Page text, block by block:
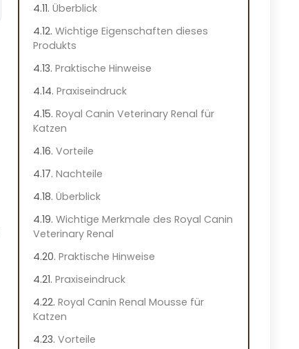
Überblick
Wichtige Eigenschaften dieses
Produkts
Praktische Hinweise
Praxiseindruck
Royal Canin Veterinary Renal für
Katzen
Vorteile
Nachteile
Überblick
Wichtige Merkmale des Royal Canin
Veterinary Renal
Praktische Hinweise
Praxiseindruck
Royal Canin Renal Mousse für
Katzen
Vorteile